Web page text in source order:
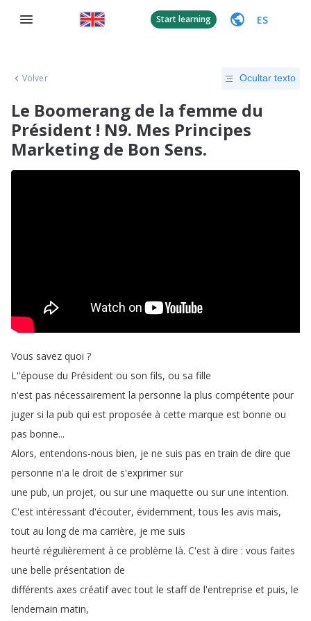
Start learning ES
Volver Ocultar texto
Le Boomerang de la femme du
Président ! N9. Mes Principes
Marketing de Bon Sens.
Vous savez quoi ?
L''épouse du Président ou son fils, ou sa fille
n'est pas nécessairement la personne la plus compétente pour
juger si la pub qui est proposée à cette marque est bonne ou
pas bonne...
Alors, entendons-nous bien, je ne suis pas en train de dire que
personne n'a le droit de s'exprimer sur
une pub, un projet, ou sur une maquette ou sur une intention.
C'est intéressant d'écouter, évidemment,tous les avis mais,
tout au long de ma carrière, je me suis
heurté régulièrement à ce problème là. C'est à dire : vous faites
une belle présentation de
différents axes créatif avec tout le staff de l'entreprise et puis, le
lendemain matin,